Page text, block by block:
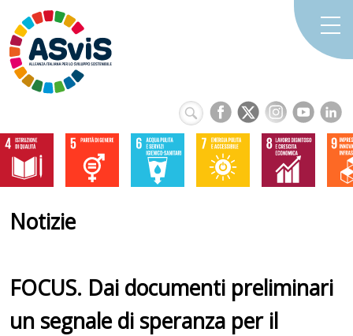
Notizie
FOCUS. Dai documenti preliminari
un segnale di speranza per il